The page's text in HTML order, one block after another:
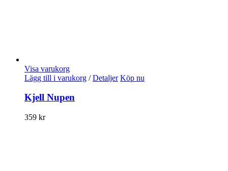
Visa varukorg
Lägg till i varukorg / Detaljer Köp nu
Kjell Nupen
359 kr